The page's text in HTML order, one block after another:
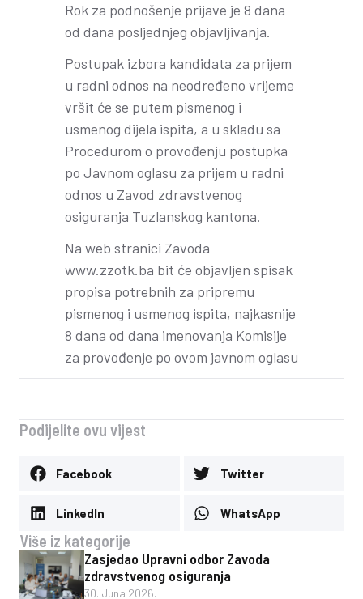
Rok za podnošenje prijave je 8 dana
od dana posljednjeg objavljivanja.
Postupak izbora kandidata za prijem
u radni odnos na neodređeno vrijeme
vršit će se putem pismenog i
usmenog dijela ispita, a u skladu sa
Procedurom o provođenju postupka
po Javnom oglasu za prijem u radni
odnos u Zavod zdravstvenog
osiguranja Tuzlanskog kantona.
Na web stranici Zavoda
www.zzotk.ba bit će objavljen spisak
propisa potrebnih za pripremu
pismenog i usmenog ispita, najkasnije
8 dana od dana imenovanja Komisije
za provođenje po ovom javnom oglasu
Podijelite ovu vijest
Facebook Twitter
LinkedIn WhatsApp
Više iz kategorije
Zasjedao Upravni odbor Zavoda
zdravstvenog osiguranja
30. Juna 2026.